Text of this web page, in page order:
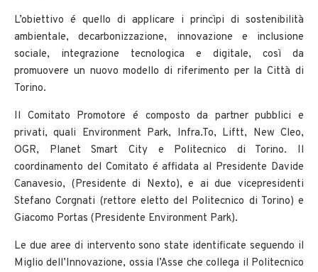
L’obiettivo é quello di applicare i princìpi di sostenibilità
ambientale, decarbonizzazione, innovazione e inclusione
sociale, integrazione tecnologica e digitale, così da
promuovere un nuovo modello di riferimento per la Città di
Torino.
Il Comitato Promotore é composto da partner pubblici e
privati, quali Environment Park, Infra.To, Liftt, New Cleo,
OGR, Planet Smart City e Politecnico di Torino. Il
coordinamento del Comitato é affidata al Presidente Davide
Canavesio, (Presidente di Nexto), e ai due vicepresidenti
Stefano Corgnati (rettore eletto del Politecnico di Torino) e
Giacomo Portas (Presidente Environment Park).
Le due aree di intervento sono state identificate seguendo il
Miglio dell’Innovazione, ossia l’Asse che collega il Politecnico